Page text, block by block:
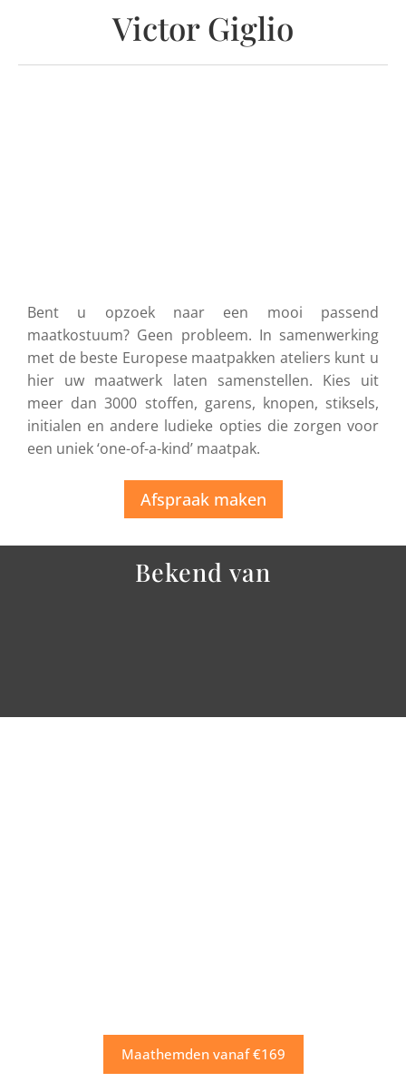
Victor Giglio
Bent u opzoek naar een mooi passend
maatkostuum? Geen probleem. In samenwerking
met de beste Europese maatpakken ateliers kunt u
hier uw maatwerk laten samenstellen. Kies uit
meer dan 3000 stoffen, garens, knopen, stiksels,
initialen en andere ludieke opties die zorgen voor
een uniek ‘one-of-a-kind’ maatpak.
Afspraak maken
Bekend van
Maathemden vanaf €169